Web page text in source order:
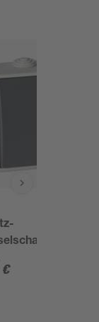
IP 54
x 9,3 cm
€